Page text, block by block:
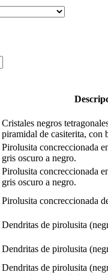
Cristales negros
piramidal de casiterita, con
Pirolusita concreccionada
gris oscuro a negro.
Pirolusita concreccionada
gris oscuro a negro.
Pirolusita concreccionada
Dendritas de pirolusita
Dendritas de pirolusita
Dendritas de pirolusita